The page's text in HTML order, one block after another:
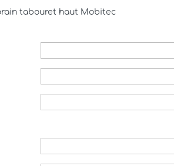
tabouret haut Mobitec